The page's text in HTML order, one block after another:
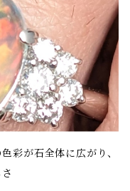
彩が石全体に広がり、